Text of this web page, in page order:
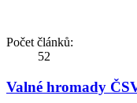
Počet článků:
52
Valné hromady